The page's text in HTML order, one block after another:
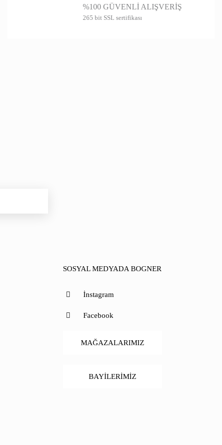
%100 GÜVENLİ ALIŞVERİŞ
265 bit SSL sertifikası
SOSYAL MEDYADA BOGNER
İnstagram
Facebook
MAĞAZALARIMIZ
BAYİLERİMİZ